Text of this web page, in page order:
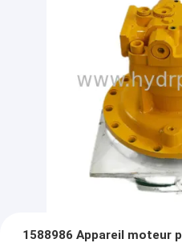
1588986 Appareil moteur